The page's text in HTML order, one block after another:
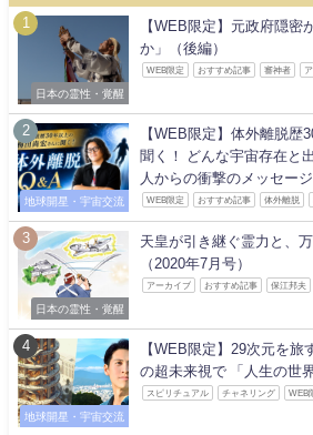
日本の霊性・覚醒
【WEB限定】元政府隠密
か」（後編）
WEB限定 おすすめ記事 審神者
地球開星・宇宙交流
【WEB限定】体外離脱歴
聞く！ どんな宇宙存在と
人からの衝撃のメッセー
WEB限定 おすすめ記事 体外離脱
日本の霊性・覚醒
天皇が引き継ぐ霊力と、
（2020年7月号）
アーカイブ おすすめ記事 保江邦夫
地球開星・宇宙交流
【WEB限定】29次元を
の超未来視で 「人生の世
スピリチュアル チャネリング WEB